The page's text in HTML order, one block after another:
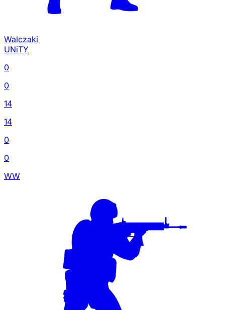
Walczaki
UNiTY
0
0
14
14
0
0
WW